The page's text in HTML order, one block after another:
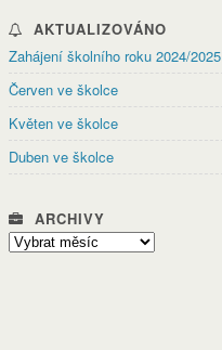
AKTUALIZOVÁNO
Zahájení školního roku 2024/2025
Červen ve školce
Květen ve školce
Duben ve školce
ARCHIVY
Archivy